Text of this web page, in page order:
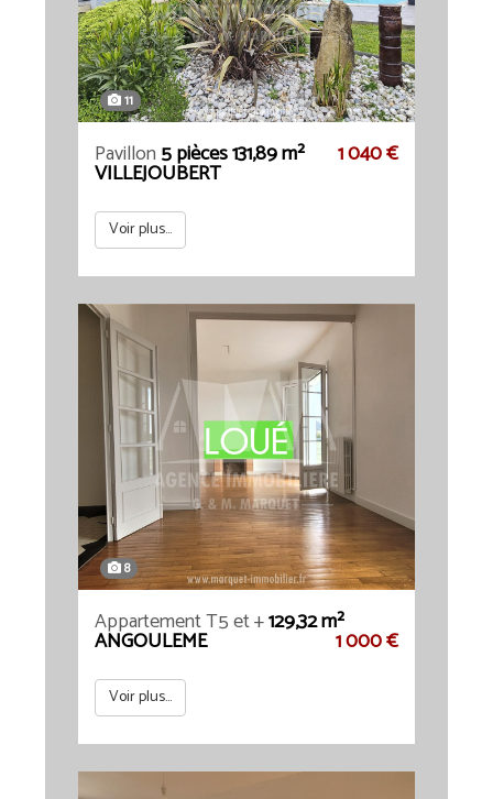
11
Pavillon 5 pièces 131,89 m² 1 040 €
VILLEJOUBERT
Voir plus...
8
Appartement T5 et +129,32 m²
1 000 €
ANGOULEME
Voir plus...